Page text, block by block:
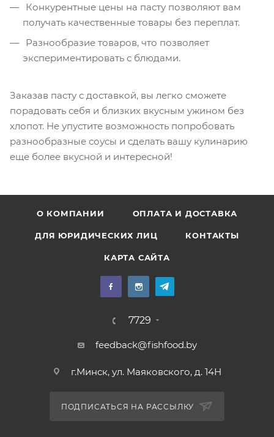
Конкурентные цены на пасту позволяют вам
получать качественные товары без переплат.
Разнообразие товаров, что позволяет
экспериментировать с блюдами.
Заказав пасту с доставкой, вы легко сможете
порадовать себя и близких вкусным ужином без
хлопот. Не упустите возможность попробовать
разнообразные соусы и сделать вашу кулинарию
еще более вкусной и интересной!
О КОМПАНИИ ОПЛАТА И ДОСТАВКА
ДЛЯ ЮРИДИЧЕСКИХ ЛИЦ КОНТАКТЫ
КАРТА САЙТА
7729
feedback@fishfood.by
г.Минск, ул. Маяковского, д. 14Н
ПОДПИСАТЬСЯ НА РАССЫЛКУ